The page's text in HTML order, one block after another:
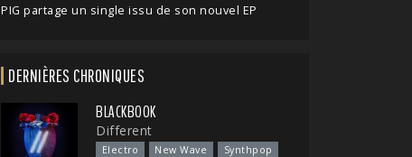
PIG partage un single issu de son nouvel EP
DERNIÈRES CHRONIQUES
BLACKBOOK
Different
Electro New Wave Synthpop